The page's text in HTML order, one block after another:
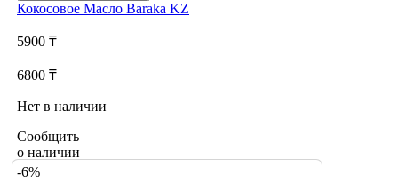
Кокосовое Масло Baraka KZ
5900 ₸
6800 ₸
Нет в наличии
Сообщить
о наличии
1
-6%